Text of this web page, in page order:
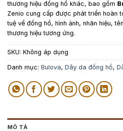
thương hiệu đồng hồ khác, bao gồm
Zenio cung cấp được phát triển hoàn
tuệ về đồng hồ, hình ảnh, nhãn hiệu,
thương hiệu tương ứng.
SKU: Không áp dụng
Danh mục: Bulova, Dây da đồng hồ,
MÔ TẢ